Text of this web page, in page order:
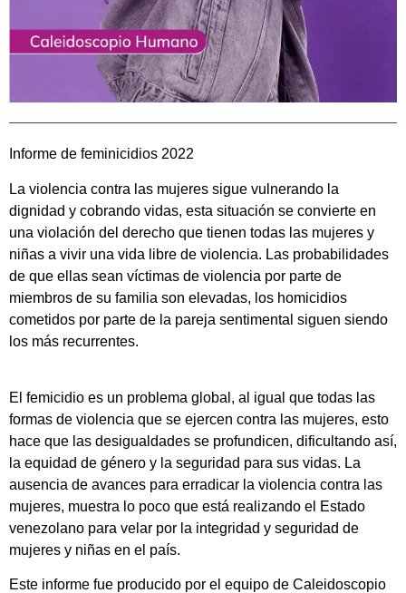
Informe de feminicidios 2022
La violencia contra las mujeres sigue vulnerando la
dignidad y cobrando vidas, esta situación se convierte en
una violación del derecho que tienen todas las mujeres y
niñas a vivir una vida libre de violencia. Las probabilidades
de que ellas sean víctimas de violencia por parte de
miembros de su familia son elevadas, los homicidios
cometidos por parte de la pareja sentimental siguen siendo
los más recurrentes.
El femicidio es un problema global, al igual que todas las
formas de violencia que se ejercen contra las mujeres, esto
hace que las desigualdades se profundicen, dificultando así,
la equidad de género y la seguridad para sus vidas. La
ausencia de avances para erradicar la violencia contra las
mujeres, muestra lo poco que está realizando el Estado
venezolano para velar por la integridad y seguridad de
mujeres y niñas en el país.
Este informe fue producido por el equipo de Caleidoscopio